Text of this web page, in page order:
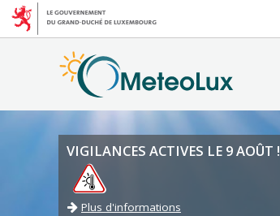
VIGILANCES ACTIVES LE 9 AOÛT !
Plus d'informations